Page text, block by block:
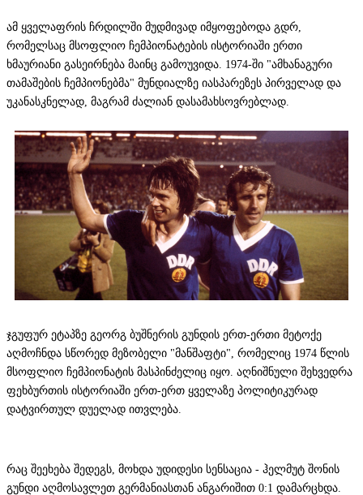
ამ ყველაფრის ჩრდილში მუდმივად იმყოფებოდა გდრ,
რომელსაც მსოფლიო ჩემპიონატების ისტორიაში ერთი
ხმაურიანი გასეირნება მაინც გამოუვიდა. 1974-ში "ამხანაგური
თამაშების ჩემპიონებმა" მუნდიალზე იასპარეზეს პირველად და
უკანასკნელად, მაგრამ ძალიან დასამახსოვრებლად.
ჯგუფურ ეტაპზე გეორგ ბუშნერის გუნდის ერთ-ერთი მეტოქე
აღმოჩნდა სწორედ მეზობელი "მანშაფტი", რომელიც 1974 წლის
მსოფლიო ჩემპიონატის მასპინძელიც იყო. აღნიშნული შეხვედრა
ფეხბურთის ისტორიაში ერთ-ერთ ყველაზე პოლიტიკურად
დატვირთულ დუელად ითვლება.
რაც შეეხება შედეგს, მოხდა უდიდესი სენსაცია - ჰელმუტ შონის
გუნდი აღმოსავლეთ გერმანიასთან ანგარიშით 0:1 დამარცხდა.